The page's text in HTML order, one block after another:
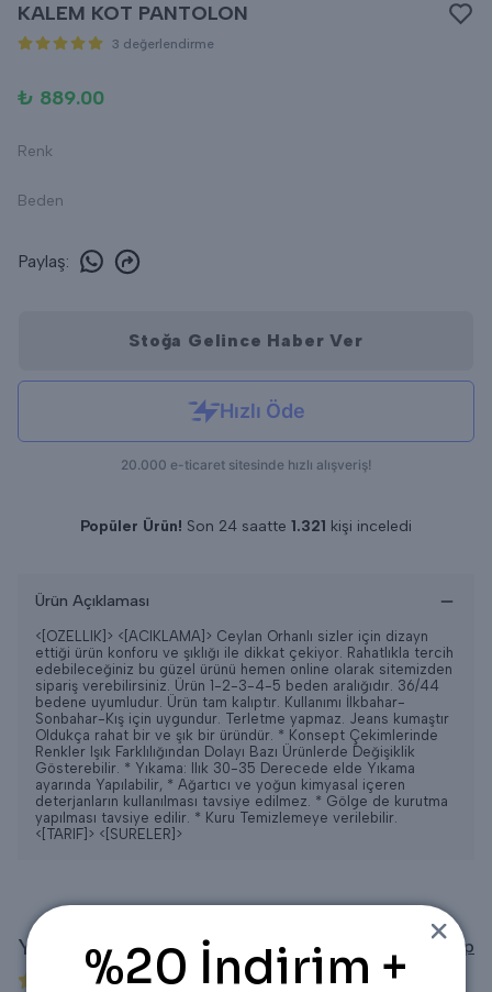
KALEM KOT PANTOLON
3 değerlendirme
₺ 889.00
Renk
Beden
Paylaş:
Stoğa Gelince Haber Ver
Popüler Ürün! Son 24 saatte 1.321 kişi inceledi
Ürün Açıklaması
<[OZELLIK]> <[ACIKLAMA]> Ceylan Orhanlı sizler için dizayn
ettiği ürün konforu ve şıklığı ile dikkat çekiyor. Rahatlıkla tercih
edebileceğiniz bu güzel ürünü hemen online olarak sitemizden
sipariş verebilirsiniz. Ürün 1-2-3-4-5 beden aralığıdır. 36/44
bedene uyumludur. Ürün tam kalıptır. Kullanımı İlkbahar-
Sonbahar-Kış için uygundur. Terletme yapmaz. Jeans kumaştır
Oldukça rahat bir ve şık bir üründür. * Konsept Çekimlerinde
Renkler Işık Farklılığından Dolayı Bazı Ürünlerde Değişiklik
Gösterebilir. * Yıkama: Ilık 30-35 Derecede elde Yıkama
ayarında Yapılabilir, * Ağartıcı ve yoğun kimyasal içeren
deterjanların kullanılması tavsiye edilmez. * Gölge de kurutma
yapılması tavsiye edilir. * Kuru Temizlemeye verilebilir.
<[TARIF]> <[SURELER]>
Yorumlar Yorum Yap
3 değerlendirmeye göre
%20 İndirim +